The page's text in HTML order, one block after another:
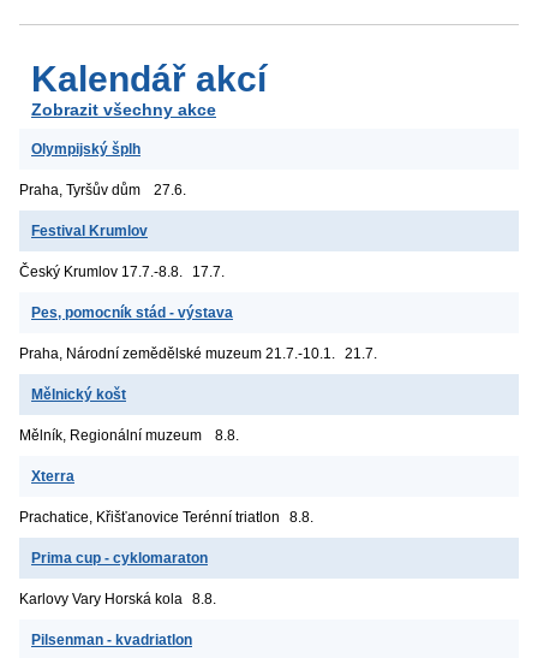
Kalendář akcí
Zobrazit všechny akce
Olympijský šplh
Praha, Tyršův dům 27.6.
Festival Krumlov
Český Krumlov 17.7.-8.8. 17.7.
Pes, pomocník stád - výstava
Praha, Národní zemědělské muzeum 21.7.-10.1. 21.7.
Mělnický košt
Mělník, Regionální muzeum 8.8.
Xterra
Prachatice, Křišťanovice Terénní triatlon 8.8.
Prima cup - cyklomaraton
Karlovy Vary Horská kola 8.8.
Pilsenman - kvadriatlon